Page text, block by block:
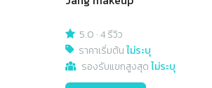
5.0 ·4 รีวิว
ราคาเริ่มต้นไม่ระบุ
รองรับแขกสูงสุดไม่ระบุ